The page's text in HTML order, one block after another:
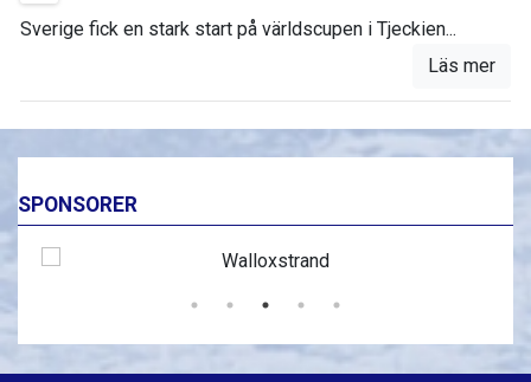
Sverige fick en stark start på världscupen i Tjeckien...
Läs mer
SPONSORER